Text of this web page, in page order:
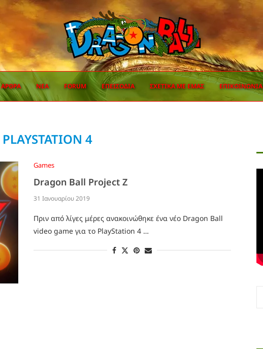
ΆΡΘΡΑ ΝΈΑ FORUM ΕΠΕΙΣΌΔΙΑ ΣΧΕΤΙΚΆ ΜΕ ΕΜΆΣ ΕΠΙΚΟΙΝΩΝΊΑ
PLAYSTATION 4
Games
Dragon Ball Project Z
31 Ιανουαρίου 2019
Πριν από λίγες μέρες ανακοινώθηκε ένα νέο Dragon Ball
video game για το PlayStation 4 …